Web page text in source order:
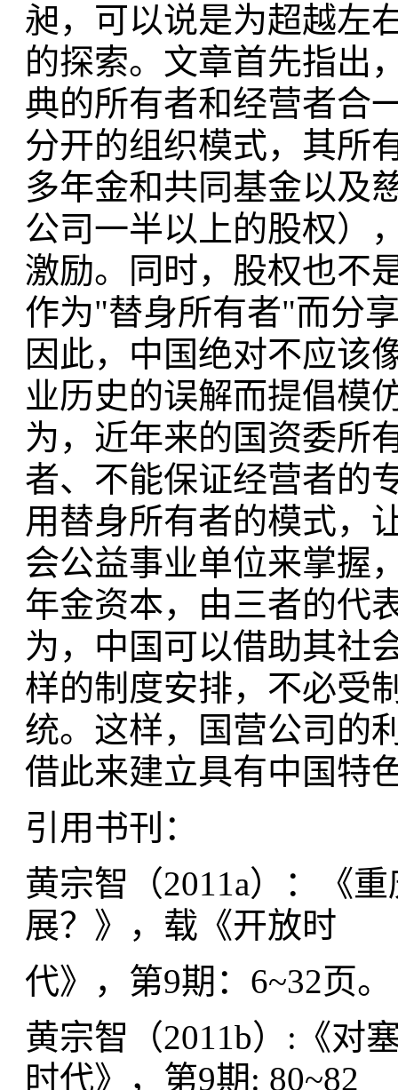
昶，可以说是为超越左
的探索。文章首先指出
典的所有者和经营者合
分开的组织模式，其所
多年金和共同基金以及
公司一半以上的股权）
激励。同时，股权也不
作为"替身所有者"而分
因此，中国绝对不应该
业历史的误解而提倡模
为，近年来的国资委所
者、不能保证经营者的
用替身所有者的模式，
会公益事业单位来掌握
年金资本，由三者的代
为，中国可以借助其社
样的制度安排，不必受
统。这样，国营公司的
借此来建立具有中国特
引用书刊：
黄宗智（2011a）：《
展？》，载《开放时
代》，第9期：6~32页。
黄宗智（2011b）:《对
时代》，第9期: 80~82